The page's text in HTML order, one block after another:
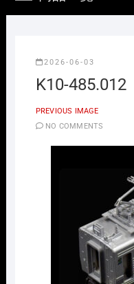
2026-06-03
K10-485.012
PREVIOUS IMAGE
NO COMMENTS